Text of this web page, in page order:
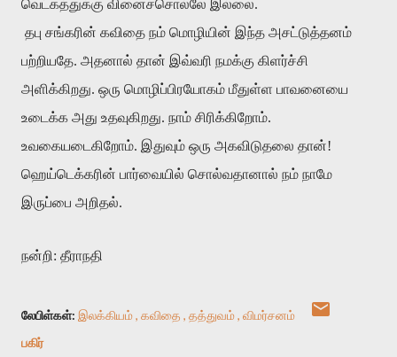
வெட்கத்துக்கு வினைச்சொல்லே இல்லை.
தபு சங்கரின் கவிதை நம் மொழியின் இந்த அசட்டுத்தனம்
பற்றியதே. அதனால் தான் இவ்வரி நமக்கு கிளர்ச்சி
அளிக்கிறது. ஒரு மொழிப்பிரயோகம் மீதுள்ள பாவனையை
உடைக்க அது உதவுகிறது. நாம் சிரிக்கிறோம்.
உவகையடைகிறோம். இதுவும் ஒரு அகவிடுதலை தான்!
ஹெய்டெக்கரின் பார்வையில் சொல்வதானால் நம் நாமே
இருப்பை அறிதல்.
நன்றி: தீராநதி
லேபிள்கள்: இலக்கியம் கவிதை தத்துவம் விமர்சனம்
பகிர்